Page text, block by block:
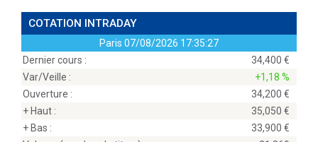
COTATION INTRADAY
Paris 07/08/2026 17:35:27
Dernier cours :
34,400
Var/Veille :
+1,18 %
Ouverture :
34,200
+ Haut :
35,050
+ Bas :
33,900